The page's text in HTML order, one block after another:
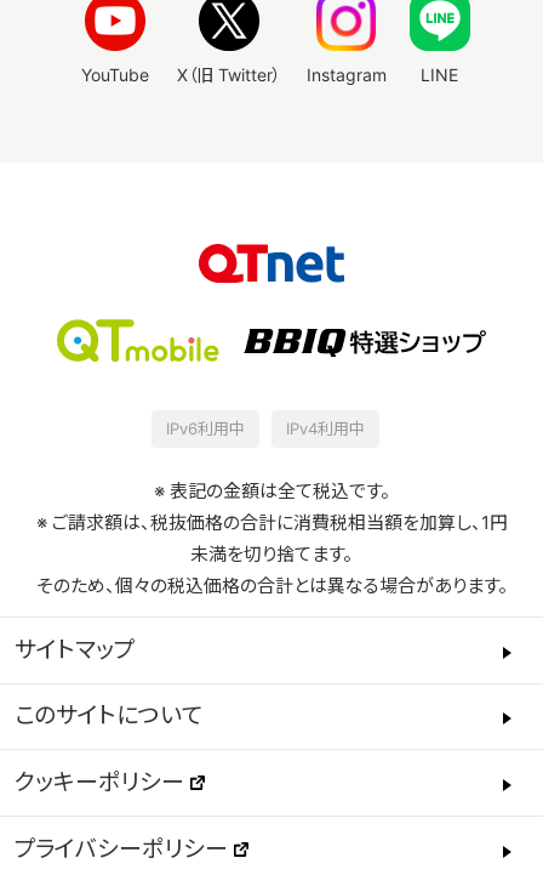
YouTube X（旧 Twitter） Instagram LINE
IPv6利用中 IPv4利用中
※ 表記の金額は全て税込です。
※ ご請求額は、税抜価格の合計に消費税相当額を加算し、1円
未満を切り捨てます。
そのため、個々の税込価格の合計とは異なる場合があります。
サイトマップ
このサイトについて
クッキーポリシー
プライバシーポリシー